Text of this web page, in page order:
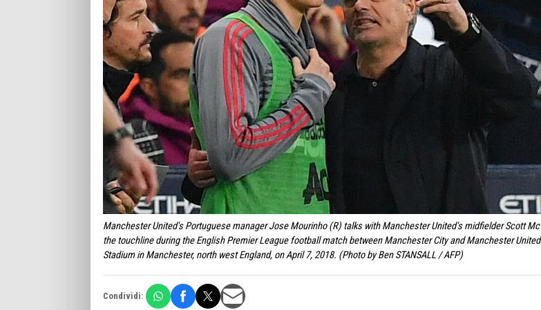
Manchester United's Portuguese manager Jose Mourinho (R) talks with Manchester United's midfielder Scott
the touchline during the English Premier League football match between Manchester City and Manchester
Stadium in Manchester, north west England, on April 7, 2018. (Photo by Ben STANSALL / AFP)
Condividi: